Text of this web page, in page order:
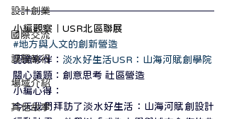
設計創業
國際交流
課程執行
場域介紹
其他故事
小編觀察｜USR北區聯展
#地方與人文的創新營造
認識夥伴： 淡水好生活USR：山海河賦創學院
關心議題：創意思考 社區營造
小編心得：
今天我們拜訪了淡水好生活：山海河賦創設計